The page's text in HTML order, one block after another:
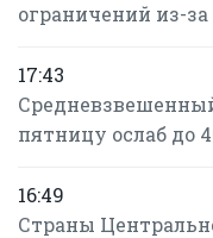
ограничений из-
17:43
пятницу ослаб до
16:49
Страны